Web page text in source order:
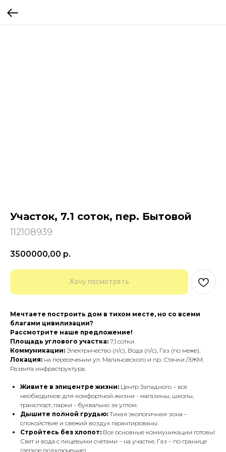
Участок, 7.1 соток, пер. Бытовой
112108939
3500000,00 р.
Хочу посмотреть
Мечтаете построить дом в тихом месте, но со всеми
благами цивилизации?
Рассмотрите наше предложение!
Площадь углового участка: 7,1 сотки.
Коммуникации: Электричество (л/с), Вода (л/с), Газ (по меже).
Локация: на пересечении ул. Малиновского и пр. Стачки /ЗЖМ.
Развита инфраструктура.
Живите в эпицентре жизни: Центр Западного – все
необходимое для комфортной жизни - магазины, школы,
транспорт, парки - буквально за углом.
Дышите полной грудью: Тихая экологичная зона –
спокойствие и свежий воздух гарантированы.
Стройтесь без хлопот: Все основные коммуникации готовы!
Свет и вода с лицевыми счетами – на участке. Газ – по границе
(легкое подключение).